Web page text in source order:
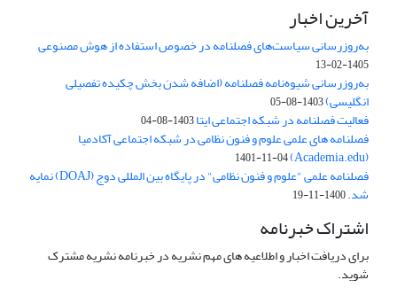
آخرین اخبار
به‌روزرسانی سیاست‌های فصلنامه در خصوص استفاده از هوش مصنوعی
1405-02-13
به‌روزرسانی شیوه‌نامه فصلنامه (اضافه شدن بخش چکیده تفصیلی
انگلیسی)1403-08-05
فعالیت فصلنامه در شبکه اجتماعی ایتا1403-08-04
فصلنامه های علمی علوم و فنون نظامی در شبکه اجتماعی آکادمیا
(Academia.edu)
1401-11-04
فصلنامه علمی "علوم و فنون نظامی" در پایگاه بین المللی دوج (DOAJ) نمایه
شد.1400-11-19
اشتراک خبرنامه
برای دریافت اخبار و اطلاعیه های مهم نشریه در خبرنامه نشریه مشترک
شوید.